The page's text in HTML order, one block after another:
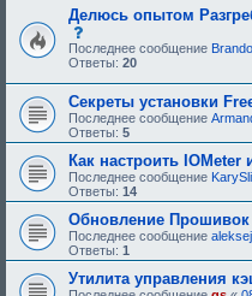
щ
е
о
б
р
е
и
я
:
т
е
щ
е
д
о
е
н
я
:
Делюсь опытом
о
о
щ
е
н
и
е
,
т
р
е
б
у
ю
щ
е
е
Последнее сообщение
Ответы: 20
Секреты установки
Последнее сообщение
Ответы: 5
Как настроить IOMeter
Последнее сообщение
Ответы: 14
Обновление Прошивок
Последнее сообщение
Ответы: 1
Утилита управления